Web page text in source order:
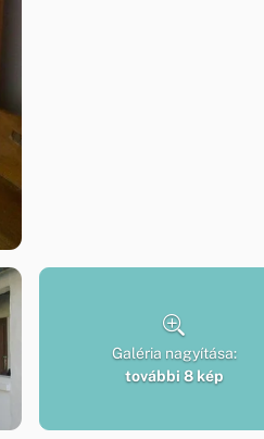
Galéria nagyítása:
további 8 kép